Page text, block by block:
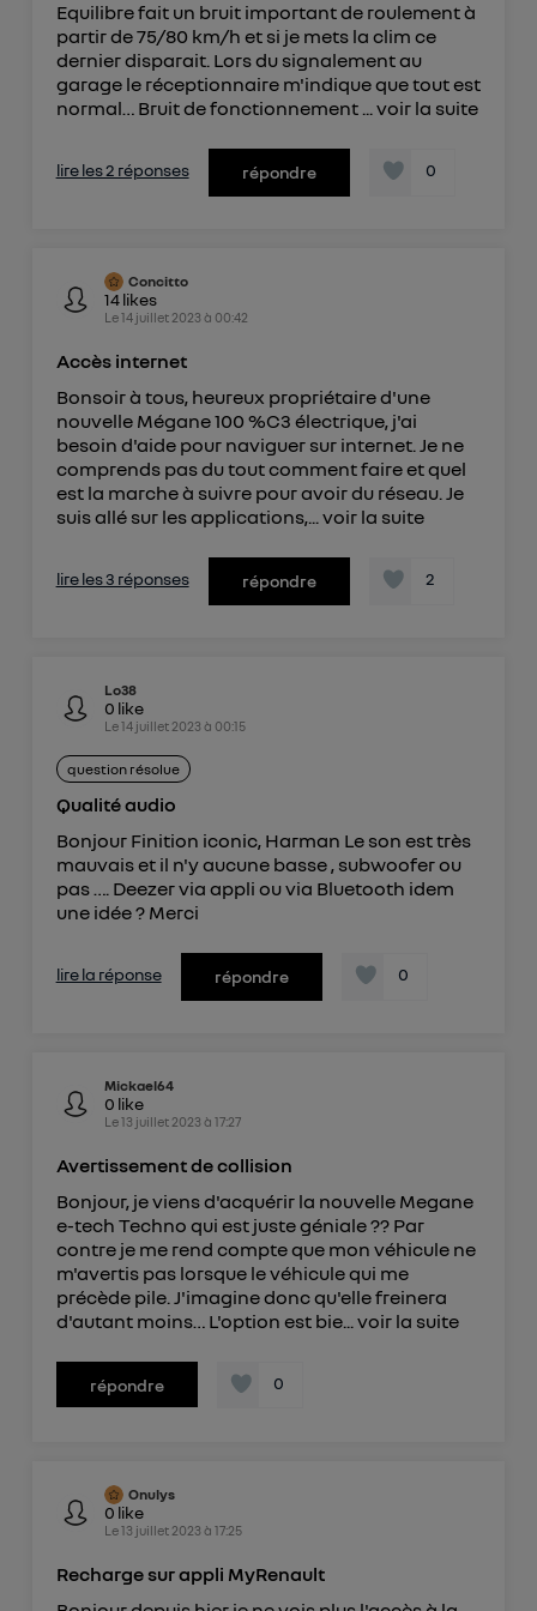
Equilibre fait un bruit important de roulement à
partir de 75/80 km/h et si je mets la clim ce
dernier disparait. Lors du signalement au
garage le réceptionnaire m'indique que tout est
normal… Bruit de fonctionnement ... voir la suite
lire les 2 réponses répondre 0
Concitto
14likes
Le14 juillet 2023 à 00:42
Accès internet
Bonsoir à tous, heureux propriétaire d'une
nouvelle Mégane 100 %C3 électrique, j'ai
besoin d'aide pour naviguer sur internet. Je ne
comprends pas du tout comment faire et quel
est la marche à suivre pour avoir du réseau. Je
suis allé sur les applications,... voir la suite
lire les 3 réponses répondre 2
Lo38
0 like
Le14 juillet 2023 à 00:15
question résolue
Qualité audio
Bonjour Finition iconic, Harman Le son est très
mauvais et il n'y aucune basse , subwoofer ou
pas …. Deezer via appli ou via Bluetooth idem
une idée ? Merci
lire la réponse répondre 0
Mickael64
0 like
Le13 juillet 2023 à 17:27
Avertissement de collision
Bonjour, je viens d'acquérir la nouvelle Megane
e-tech Techno qui est juste géniale ?? Par
contre je me rend compte que mon véhicule ne
m'avertis pas lorsque le véhicule qui me
précède pile. J'imagine donc qu'elle freinera
d'autant moins… L'option est bie...voir la suite
répondre 0
Onulys
0 like
Le13 juillet 2023 à 17:25
Recharge sur appli MyRenault
de votre contrat internet (ex : votre numéro de
téléphone).
L'identifiant est associé à votre connexion
internet. Ainsi, toutes les personnes utilisant la
même connexion et ayant consenties se verront
attribuer le même identifiant. En général :
connexion foyer(ex : Wi-Fi), la personnalisation sera basée
Vous pouvez à tout moment retirer ce
consentement surle portail d’Utiq
") ou via la page « gérer Utiq » en bas de ce site.
Politique d'information sur les données
personnelles d'Utiq.